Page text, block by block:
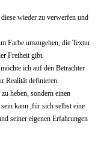
wieder zu verwerfen und
Farbe umzugehen, die Textur
Freiheit gibt.
ich auf den Betrachter
Realität definieren.
heben, sondern einen
kann ,für sich selbst eine
seiner eigenen Erfahrungen